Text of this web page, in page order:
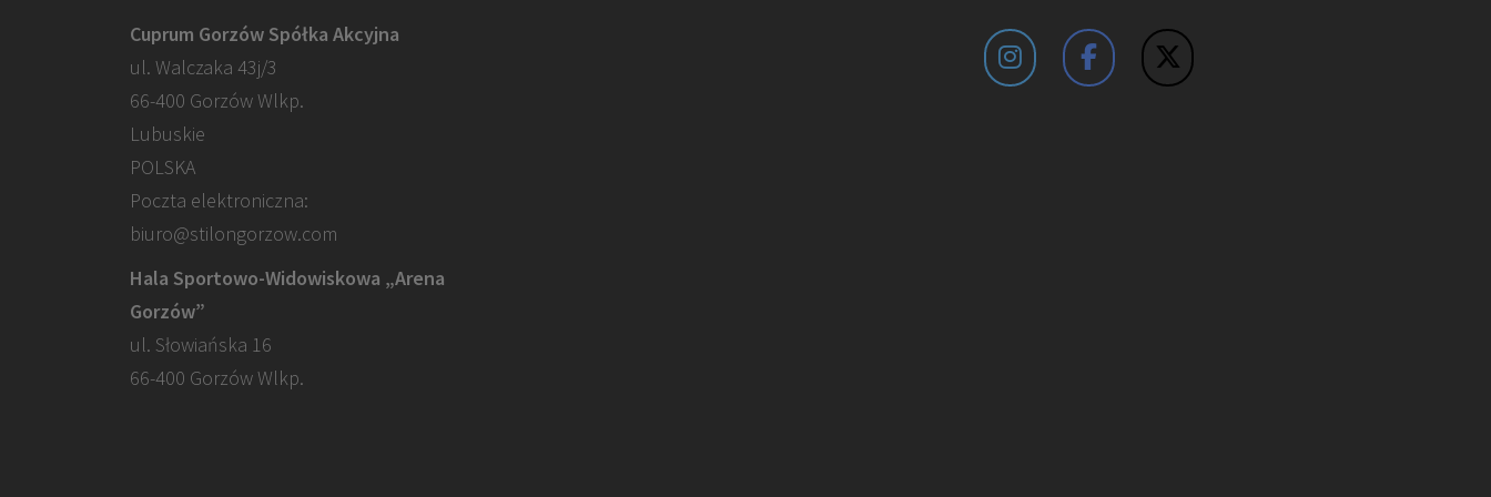
Cuprum Gorzów Spółka Akcyjna
ul. Walczaka 43j/3
66-400 Gorzów Wlkp.
Lubuskie
POLSKA
Poczta elektroniczna:
biuro@stilongorzow.com
Hala Sportowo-Widowiskowa „Arena
Gorzów”
ul. Słowiańska 16
66-400 Gorzów Wlkp.